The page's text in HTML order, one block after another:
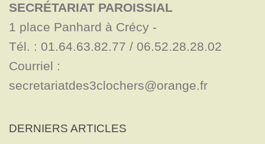
SECRÉTARIAT PAROISSIAL
1 place Panhard à Crécy -
Tél. : 01.64.63.82.77 / 06.52.28.28.02
Courriel :
secretariatdes3clochers@orange.fr
DERNIERS ARTICLES